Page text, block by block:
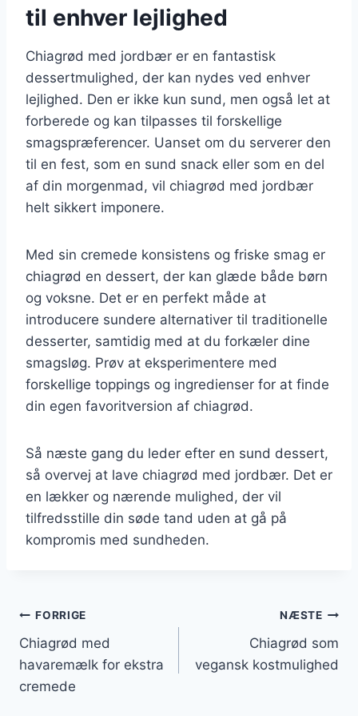
til enhver lejlighed
Chiagrød med jordbær er en fantastisk
dessertmulighed, der kan nydes ved enhver
lejlighed. Den er ikke kun sund, men også let at
forberede og kan tilpasses til forskellige
smagspræferencer. Uanset om du serverer den
til en fest, som en sund snack eller som en del
af din morgenmad, vil chiagrød med jordbær
helt sikkert imponere.
Med sin cremede konsistens og friske smag er
chiagrød en dessert, der kan glæde både børn
og voksne. Det er en perfekt måde at
introducere sundere alternativer til traditionelle
desserter, samtidig med at du forkæler dine
smagsløg. Prøv at eksperimentere med
forskellige toppings og ingredienser for at finde
din egen favoritversion af chiagrød.
Så næste gang du leder efter en sund dessert,
så overvej at lave chiagrød med jordbær. Det er
en lækker og nærende mulighed, der vil
tilfredsstille din søde tand uden at gå på
kompromis med sundheden.
Indlægsnavigation
FORRIGE
Chiagrød med
havaremælk for ekstra
cremede
NÆSTE
Chiagrød som
vegansk kostmulighed